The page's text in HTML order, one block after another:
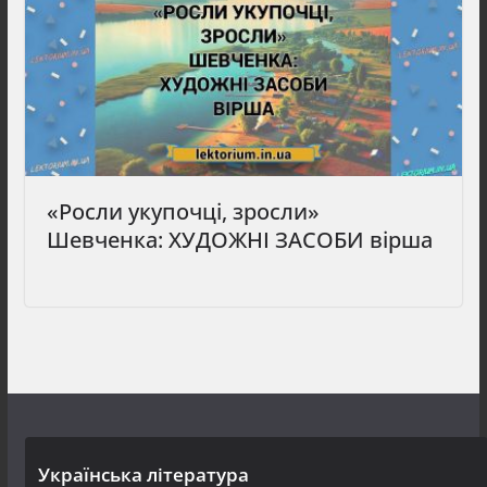
«Росли укупочці, зросли»
Шевченка: ХУДОЖНІ ЗАСОБИ вірша
Українська література